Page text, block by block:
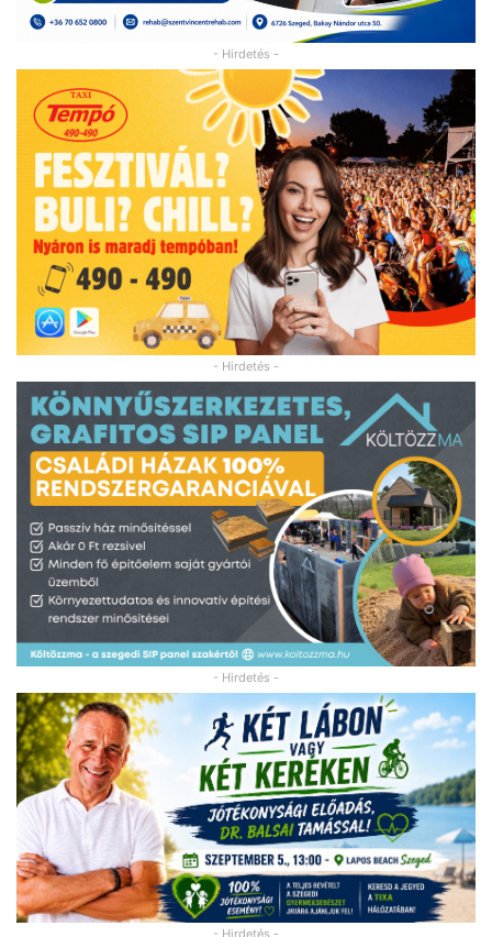
- Hirdetés -
- Hirdetés -
- Hirdetés -